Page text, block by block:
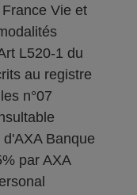
Vie et
L520-1 du
au registre
n°07
Banque
par AXA